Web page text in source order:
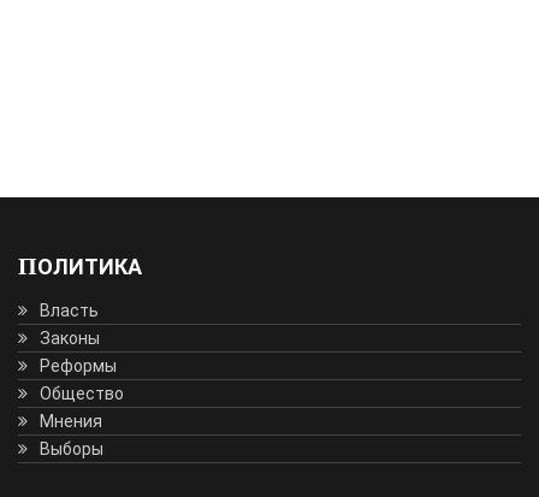
ПОЛИТИКА
Власть
Законы
Реформы
Общество
Мнения
Выборы